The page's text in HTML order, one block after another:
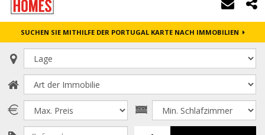
SUCHEN SIE MITHILFE DER PORTUGAL KARTE NACH IMMOBILIEN